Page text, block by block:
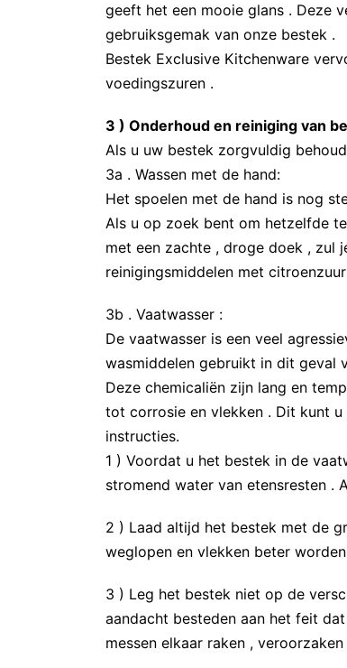
geeft het een mooie glans . Deze
gebruiksgemak van onze bestek .
Bestek Exclusive Kitchenware
voedingszuren .
3 ) Onderhoud en reiniging van
Als u uw bestek zorgvuldig
3a . Wassen met de hand:
Het spoelen met de hand is nog
Als u op zoek bent om hetzelfde
met een zachte , droge doek , zul
reinigingsmiddelen met
3b . Vaatwasser :
De vaatwasser is een veel
wasmiddelen gebruikt in dit geval
Deze chemicaliën zijn lang en
tot corrosie en vlekken . Dit kunt
instructies.
1 ) Voordat u het bestek in de
stromend water van etensresten .
2 ) Laad altijd het bestek met de
weglopen en vlekken beter
3 ) Leg het bestek niet op de
aandacht besteden aan het feit
messen elkaar raken ,